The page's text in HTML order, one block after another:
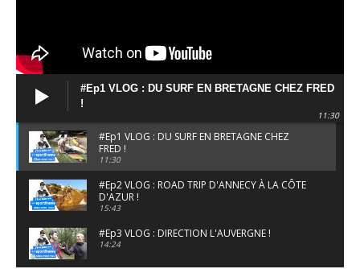
#Ep1 VLOG : DU SURF EN BRETAGNE CHEZ FRED
!
11:30
#Ep1 VLOG : DU SURF EN BRETAGNE CHEZ
FRED !
11:30
#Ep2 VLOG : ROAD TRIP D'ANNECY À LA CÔTE
D'AZUR !
15:43
#Ep3 VLOG : DIRECTION L'AUVERGNE !
14:24